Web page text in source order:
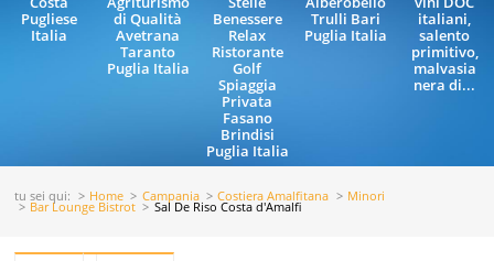
Pugliese
Italia
di Qualità
Avetrana
Taranto
Puglia Italia
Benessere
Relax
Ristorante
Golf
Spiaggia
Privata
Fasano
Brindisi
Puglia Italia
Trulli Bari
Puglia Italia
italiani,
salento
primitivo,
malvasia
nera di...
tu sei qui: Home Campania Costiera Amalfitana Minori
Bar Lounge Bistrot Sal De Riso Costa d'Amalfi